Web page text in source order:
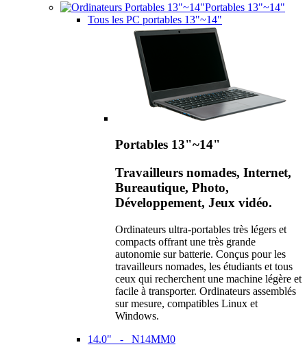
Portables 13"~14"
Tous les PC portables 13"~14"
Portables 13"~14"
Travailleurs nomades, Internet,
Bureautique, Photo,
Développement, Jeux vidéo.
Ordinateurs ultra-portables très légers et
compacts offrant une très grande
autonomie sur batterie. Conçus pour les
travailleurs nomades, les étudiants et tous
ceux qui recherchent une machine légère et
facile à transporter. Ordinateurs assemblés
sur mesure, compatibles Linux et
Windows.
14.0" - N14MM0